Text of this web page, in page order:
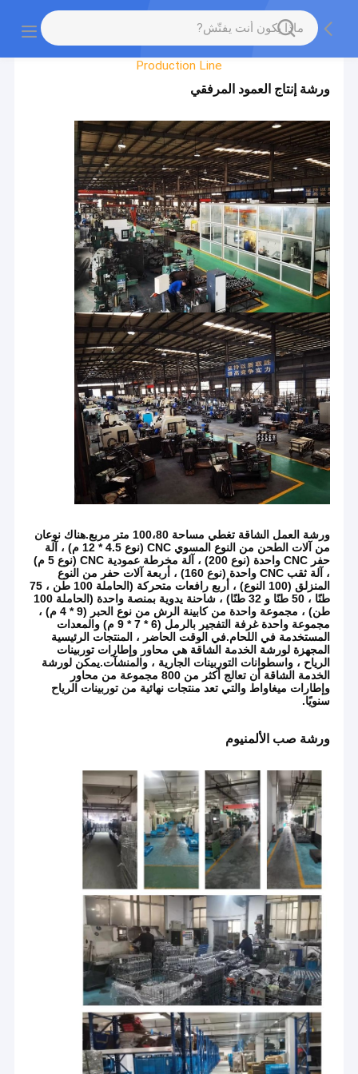
Factory Tour
Production Line
ورشة إنتاج العمود المرفقي
ورشة العمل الشاقة تغطي مساحة 100،80 متر مربع.هناك نوعان
من آلات الطحن من النوع المسوي CNC (نوع 4.5 * 12 م) ، آلة
حفر CNC واحدة (نوع 200) ، آلة مخرطة عمودية CNC (نوع 5 م)
، آلة ثقب CNC واحدة (نوع 160) ، أربعة آلات حفر من النوع
المنزلق (100 النوع) ، أربع رافعات متحركة (الحاملة 100 طن ، 75
طنًا ، 50 طنًا و 32 طنًا) ، شاحنة يدوية بمنصة واحدة (الحاملة 100
طن) ، مجموعة واحدة من كابينة الرش من نوع الحبر (9 * 4 م) ،
مجموعة واحدة غرفة التفجير بالرمل (6 * 7 * 9 م) والمعدات
المستخدمة في اللحام.في الوقت الحاضر ، المنتجات الرئيسية
المجهزة لورشة الخدمة الشاقة هي محاور وإطارات توربينات
الرياح ، واسطوانات التوربينات الجارية ، والمنشآت.يمكن لورشة
الخدمة الشاقة أن تعالج أكثر من 800 مجموعة من محاور
وإطارات ميغاواط والتي تعد منتجات نهائية من توربينات الرياح
سنويًا.
ورشة صب الألمنيوم